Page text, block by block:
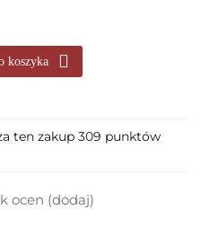
koszyka
ten zakup 309 punktów
ocen (dodaj)